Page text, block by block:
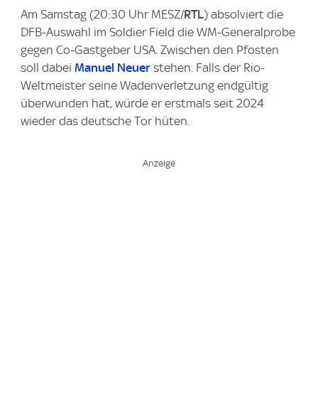
Am Samstag (20:30 Uhr MESZ/RTL) absolviert die
DFB-Auswahl im Soldier Field die WM-Generalprobe
gegen Co-Gastgeber USA. Zwischen den Pfosten
soll dabei Manuel Neuer stehen. Falls der Rio-
Weltmeister seine Wadenverletzung endgültig
überwunden hat, würde er erstmals seit 2024
wieder das deutsche Tor hüten.